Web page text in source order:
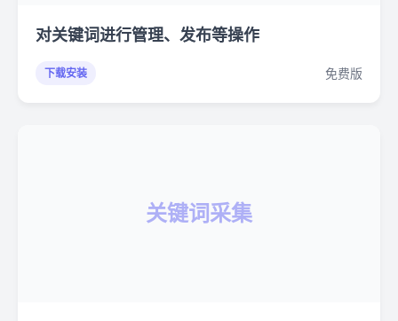
对关键词进行管理、发布等操作
下载安装 免费版
关键词采集